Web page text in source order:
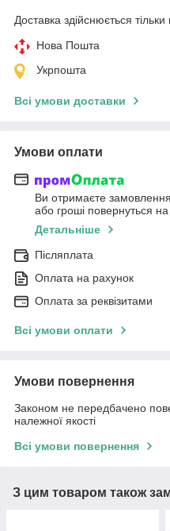
Доставка здійснюється
Нова Пошта
Укрпошта
Всі умови доставки
Умови оплати
Ви отримаєте замовлення
або гроші повернуться
Детальніше
Післяплата
Оплата на рахунок
Оплата за реквізитами
Всі умови оплати
Умови повернення
Законом не передбачено
належної якості
Всі умови повернення
З цим товаром також